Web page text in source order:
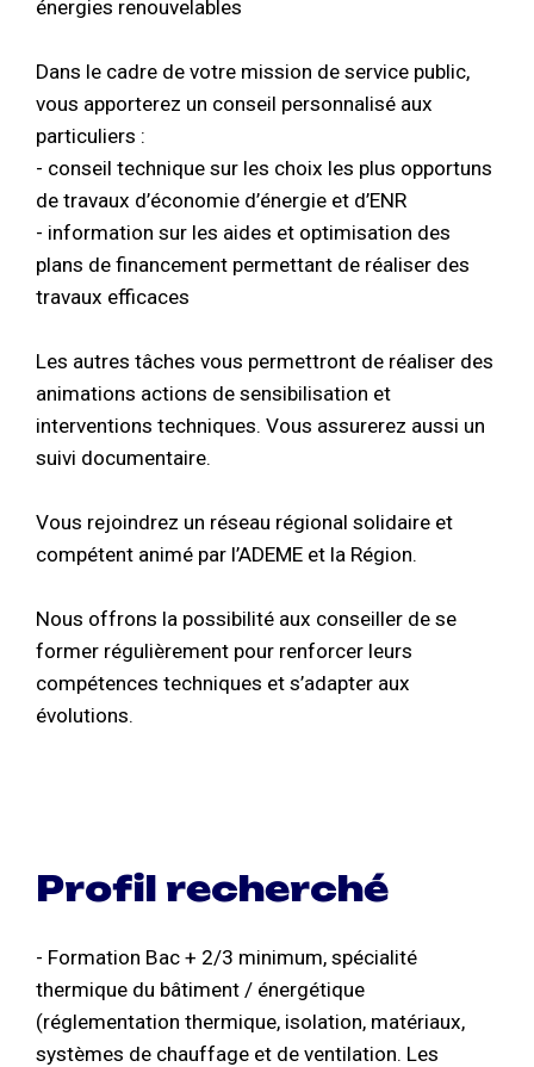
énergies renouvelables
Dans le cadre de votre mission de service public,
vous apporterez un conseil personnalisé aux
particuliers :
- conseil technique sur les choix les plus opportuns
de travaux d’économie d’énergie et d’ENR
- information sur les aides et optimisation des
plans de financement permettant de réaliser des
travaux efficaces
Les autres tâches vous permettront de réaliser des
animations actions de sensibilisation et
interventions techniques. Vous assurerez aussi un
suivi documentaire.
Vous rejoindrez un réseau régional solidaire et
compétent animé par l’ADEME et la Région.
Nous offrons la possibilité aux conseiller de se
former régulièrement pour renforcer leurs
compétences techniques et s’adapter aux
évolutions.
Profil recherché
- Formation Bac + 2/3 minimum, spécialité
thermique du bâtiment / énergétique
(réglementation thermique, isolation, matériaux,
systèmes de chauffage et de ventilation. Les